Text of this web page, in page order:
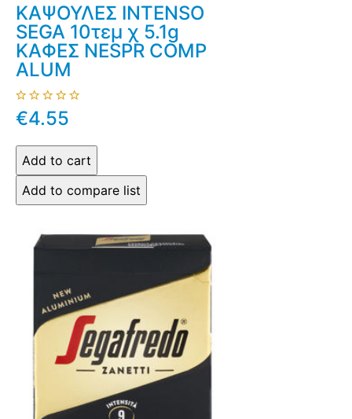
ΚΑΨΟΥΛΕΣ INTENSO
SEGA 10τεμ χ 5.1g
ΚΑΦΕΣ NESPR COMP
ALUM
€4.55